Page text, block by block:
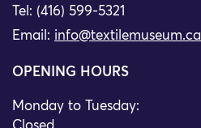
Tel: (416) 599-5321
Email: info@textilemuseum.ca
OPENING HOURS
Monday to Tuesday: